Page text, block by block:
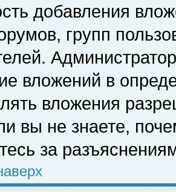
добавления
групп
вложений в
вложения
вы не знаете,
за